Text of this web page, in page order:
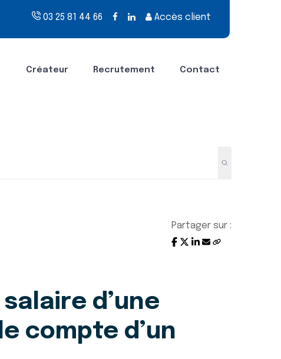
03 25 81 44 66 Accès client
Créateur Recrutement Contact
Partager sur :
d’une
compte d’un